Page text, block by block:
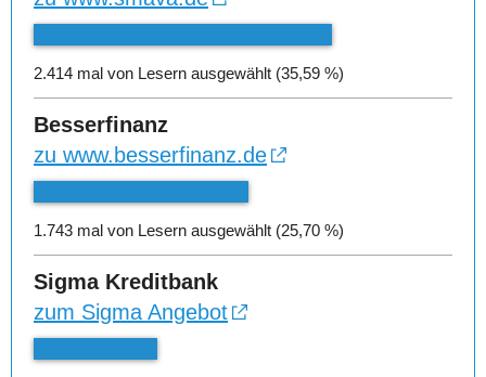
2.414 mal von Lesern ausgewählt (35,59 %)
Besserfinanz
zu www.besserfinanz.de
1.743 mal von Lesern ausgewählt (25,70 %)
Sigma Kreditbank
zum Sigma Angebot